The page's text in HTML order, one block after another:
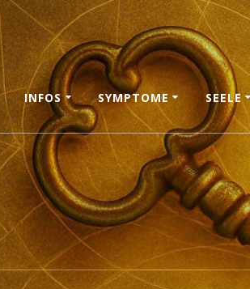
INFOS SYMPTOME SEELE